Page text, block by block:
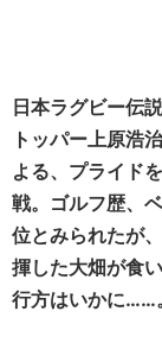
日本ラグビー伝
トッパー上原浩
よる、プライド
戦。ゴルフ歴、
位とみられたが
揮した大畑が食
行方はいかに……。